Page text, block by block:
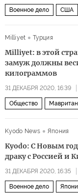
Военное дело США
Milliyet Турция
Milliyet: в этой
замуж должны
килограммов
31 ДЕКАБРЯ 2020, 16:39
Общество
Kyodo News
Япония
Kyodo: С Новым
драку с Россией и
31 ДЕКАБРЯ 2020, 16:35
Военное дело